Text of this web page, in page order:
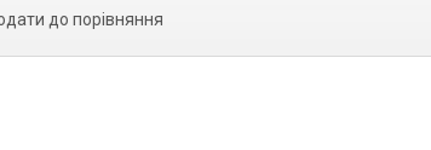
до порівняння